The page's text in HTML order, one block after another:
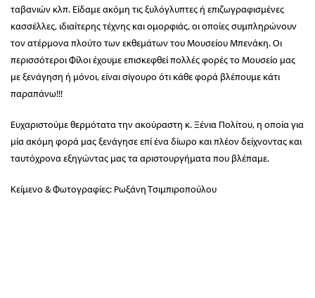
ταβανιών κλπ. Είδαμε ακόμη τις ξυλόγλυπτες ή επιζωγραφισμένες
κασσέλλες, ιδιαίτερης τέχνης και ομορφιάς, οι οποίες συμπληρώνουν
τον ατέρμονα πλούτο των εκθεμάτων του Μουσείου Μπενάκη. Οι
περισσότεροι Φίλοι έχουμε επισκεφθεί πολλές φορές το Μουσείο μας
με ξενάγηση ή μόνοι, είναι σίγουρο ότι κάθε φορά βλέπουμε κάτι
παραπάνω!!!
Ευχαριστούμε θερμότατα την ακούραστη κ. Ξένια Πολίτου, η οποία για
μία ακόμη φορά μας ξενάγησε επί ένα δίωρο και πλέον δείχνοντας και
ταυτόχρονα εξηγώντας μας τα αριστουργήματα που βλέπαμε.
Κείμενο & Φωτογραφίες: Ρωξάνη Τσιμπιροπούλου